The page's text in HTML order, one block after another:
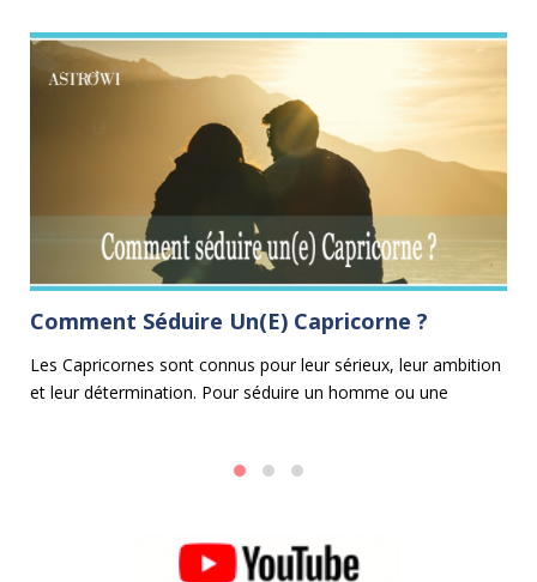
Comment Séduire Un(e) Capricorne ?
Les Capricornes sont connus pour leur sérieux, leur ambition
et leur détermination. Pour séduire un homme ou une